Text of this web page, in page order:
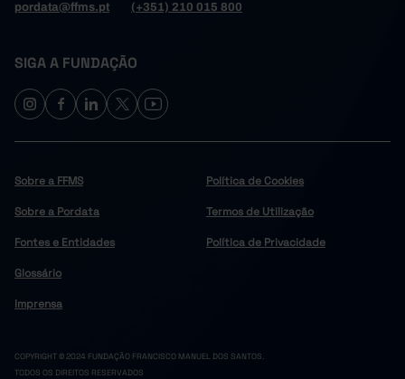
pordata@ffms.pt
(+351) 210 015 800
SIGA A FUNDAÇÃO
Sobre a FFMS
Sobre a Pordata
Fontes e Entidades
Glossário
Imprensa
Política de Cookies
Termos de Utilização
Política de Privacidade
COPYRIGHT © 2024 FUNDAÇÃO FRANCISCO MANUEL DOS SANTOS.
TODOS OS DIREITOS RESERVADOS